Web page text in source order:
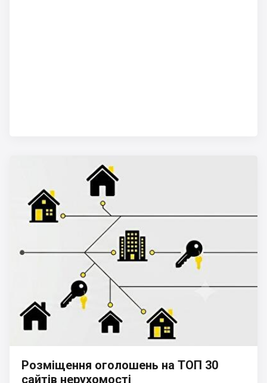
Розміщення оголошень на ТОП 30
сайтів нерухомості